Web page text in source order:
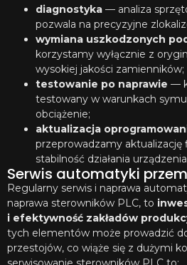
diagnostyka — analiza
pozwala na precyzyjne
wymiana uszkodzonych
korzystamy wyłącznie z
wysokiej jakości zamienników;
testowanie po naprawie —
testowany w warunkach
obciążenie;
aktualizacja
przeprowadzamy aktualizację
stabilność działania
Serwis automatyki
Regularny serwis i naprawa
naprawa sterowników PLC, to
i efektywność zakładów
tych elementów może prowadzić
przestojów, co wiąże się z dużymi